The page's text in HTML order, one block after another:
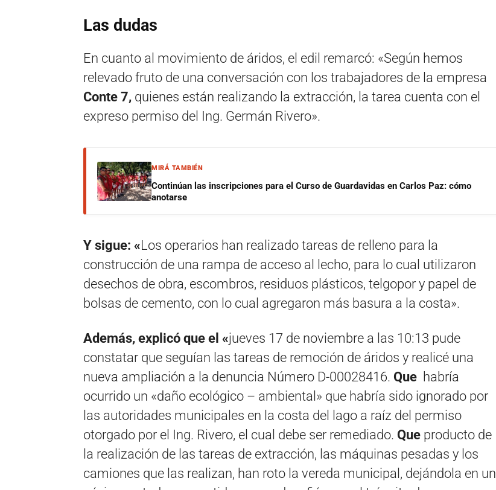
Las dudas
En cuanto al movimiento de áridos, el edil remarcó: «Según hemos
relevado fruto de una conversación con los trabajadores de la empresa
Conte 7, quienes están realizando la extracción, la tarea cuenta con el
expreso permiso del Ing. Germán Rivero».
MIRÁ TAMBIÉN
Continúan las inscripciones para el Curso de Guardavidas en Carlos Paz: cómo
anotarse
Y sigue: «Los operarios han realizado tareas de relleno para la
construcción de una rampa de acceso al lecho, para lo cual utilizaron
desechos de obra, escombros, residuos plásticos, telgopor y papel de
bolsas de cemento, con lo cual agregaron más basura a la costa».
Además, explicó que el «jueves 17 de noviembre a las 10:13 pude
constatar que seguían las tareas de remoción de áridos y realicé una
nueva ampliación a la denuncia Número D-00028416. Que habría
ocurrido un «daño ecológico – ambiental» que habría sido ignorado por
las autoridades municipales en la costa del lago a raíz del permiso
otorgado por el Ing. Rivero, el cual debe ser remediado. Que producto de
la realización de las tareas de extracción, las máquinas pesadas y los
camiones que las realizan, han roto la vereda municipal, dejándola en un